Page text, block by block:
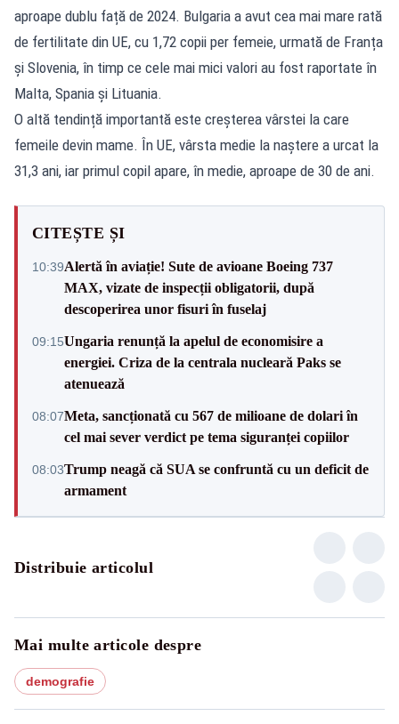
aproape dublu față de 2024. Bulgaria a avut cea mai mare rată
de fertilitate din UE, cu 1,72 copii per femeie, urmată de Franța
și Slovenia, în timp ce cele mai mici valori au fost raportate în
Malta, Spania și Lituania.
O altă tendință importantă este creșterea vârstei la care
femeile devin mame. În UE, vârsta medie la naștere a urcat la
31,3 ani, iar primul copil apare, în medie, aproape de 30 de ani.
CITEȘTE ȘI
10:39Alertă în aviație! Sute de avioane Boeing 737
MAX, vizate de inspecții obligatorii, după
descoperirea unor fisuri în fuselaj
09:15Ungaria renunță la apelul de economisire a
energiei. Criza de la centrala nucleară Paks se
atenuează
08:07Meta, sancționată cu 567 de milioane de dolari în
cel mai sever verdict pe tema siguranței copiilor
08:03Trump neagă că SUA se confruntă cu un deficit de
armament
Distribuie articolul
Mai multe articole despre
demografie